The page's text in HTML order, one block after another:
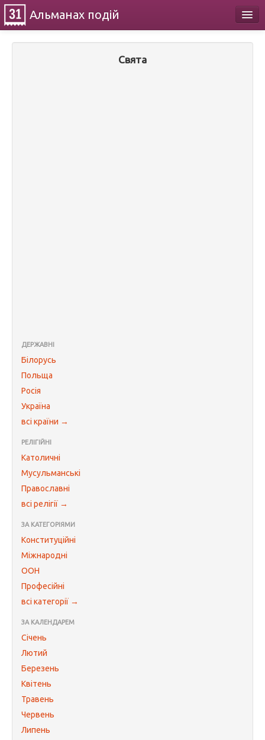
Альманах подій
Свята
ДЕРЖАВНІ
Білорусь
Польща
Росія
Україна
всі країни →
РЕЛІГІЙНІ
Католичні
Мусульманські
Православні
всі релігії →
ЗА КАТЕГОРІЯМИ
Конституційні
Міжнародні
ООН
Професійні
всі категорії →
ЗА КАЛЕНДАРЕМ
Січень
Лютий
Березень
Квітень
Травень
Червень
Липень